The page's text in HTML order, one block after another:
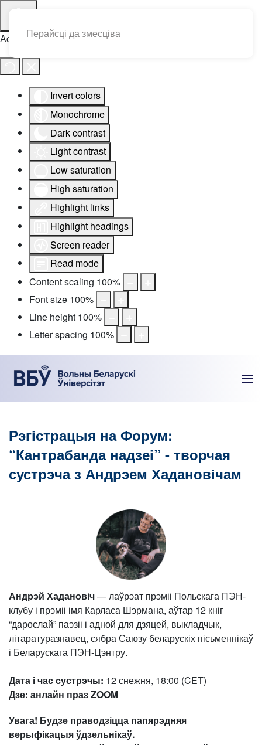
Accessibility Tools
Invert colors
Monochrome
Dark contrast
Light contrast
Low saturation
High saturation
Highlight links
Highlight headings
Screen reader
Read mode
Content scaling 100%
Font size 100%
Line height 100%
Letter spacing 100%
Перайсці да змесціва
Рэгістрацыя на Форум:
“Кантрабанда надзеі” - творчая
сустрэча з Андрэем Хадановічам
Андрэй Хадановіч— лаўрэат прэміі Польскага ПЭН-
клубу і прэміі імя Карласа Шэрмана, аўтар 12 кніг
“дарослай” паэзіі і адной для дзяцей, выкладчык,
літаратуразнавец, сябра Саюзу беларускіх пісьменнікаў
і Беларускага ПЭН-Цэнтру.
Дата і час сустрэчы: 12 снежня, 18:00 (CET)
Дзе: анлайн праз ZOOM
Увага! Будзе праводзіцца папярэдняя
верыфікацыя ўдзельнікаў.